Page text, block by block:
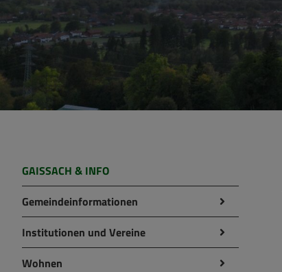
GAISSACH & INFO
Gemeindeinformationen
Institutionen und Vereine
Wohnen